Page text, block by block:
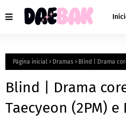
Página inicial Dramas Blind | Drama
Blind | Drama
Taecyeon (2PM)